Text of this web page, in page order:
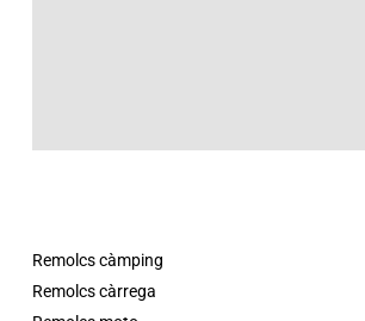
Remolcs càmping
Remolcs càrrega